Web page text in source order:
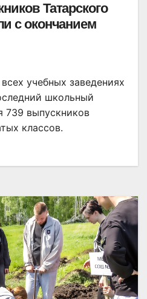
Татарского
с окончанием
учебных заведениях
школьный
739 выпускников
классов.